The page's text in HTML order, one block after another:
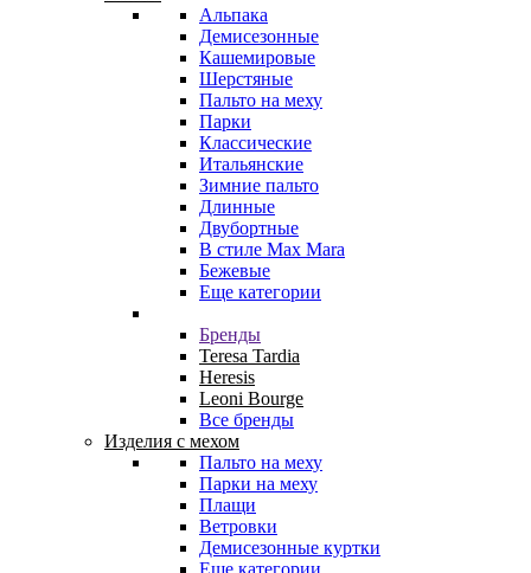
Альпака
Демисезонные
Кашемировые
Шерстяные
Пальто на меху
Парки
Классические
Итальянские
Зимние пальто
Длинные
Двубортные
В стиле Max Mara
Бежевые
Еще категории
Бренды
Teresa Tardia
Heresis
Leoni Bourge
Все бренды
Изделия с мехом
Пальто на меху
Парки на меху
Плащи
Ветровки
Демисезонные куртки
Еще категории